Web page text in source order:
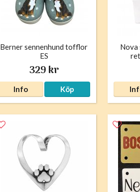
Berner sennenhund tofflor
ES
329 kr
Info Köp
Nova